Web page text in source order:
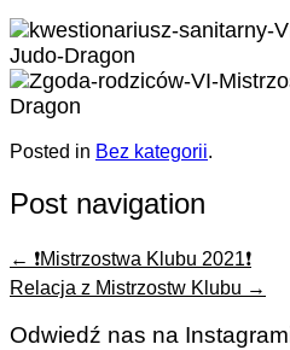
Posted in Bez kategorii.
Post navigation
← ❗️Mistrzostwa Klubu 2021❗️
Relacja z Mistrzostw Klubu →
Odwiedź nas na